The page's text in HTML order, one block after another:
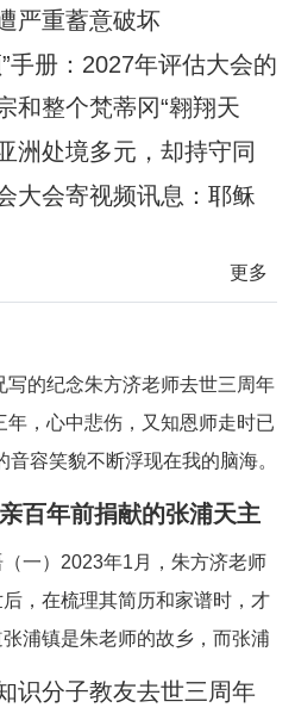
民视为同胞的普雷沃斯特教
将回到他度过多年传教岁月的
大地，在那里
严重蓄意破坏
手册：2027年评估大会的
和整个梵蒂冈“翱翔天
洲处境多元，却持守同
大会寄视频讯息：耶稣
更多
的纪念朱方济老师去世三周年
，心中悲伤，又知恩师走时已
容笑貌不断浮现在我的脑海。
上海教区知识分子的典范。老
极其认真和严肃
百年前捐献的张浦天主
恩师
（一）2023年1月，朱方济老师
，在梳理其简历和家谱时，才
浦镇是朱老师的故乡，而张浦
的老堂是其父母早年捐献的祖
识分子教友去世三周年